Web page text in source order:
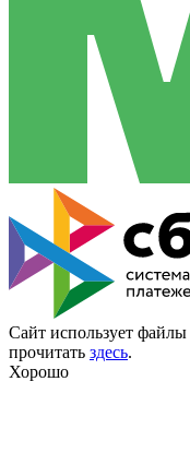
Сайт использует файлы
прочитать здесь.
Хорошо